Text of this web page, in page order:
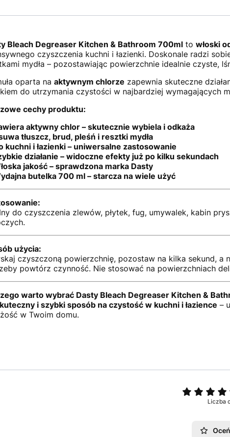
Bleach Degreaser Kitchen & Bathroom 700mlto włoski
czyszczenia kuchni i łazienki. Doskonale radzi
mydła – pozostawiając powierzchnie idealnie czyste,
oparta na aktywnym chlorze zapewnia skuteczne
do utrzymania czystości w najbardziej wymagających
cechy produktu:
aktywny chlor – skutecznie wybiela i odkaża
tłuszcz, brud, pleśń i resztki mydła
kuchni i łazienki – uniwersalne zastosowanie
działanie – widoczne efekty już po kilku sekundach
jakość – sprawdzona marka Dasty
butelka 700 ml – starcza na wiele użyć
do czyszczenia zlewów, płytek, fug, umywalek, kabin
użycia:
czyszczoną powierzchnię, pozostaw na kilka sekund,
powtórz czynność. Nie stosować na powierzchniach
warto wybrać Dasty Bleach Degreaser Kitchen &
i szybki sposób na czystość w kuchni i łazience –
w Twoim domu.
Liczba